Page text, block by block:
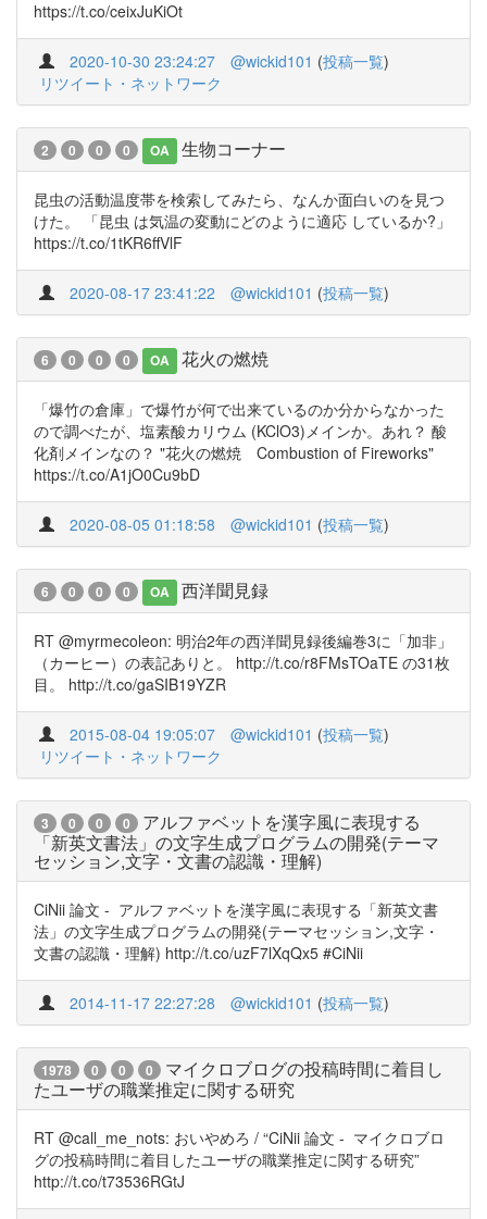
https://t.co/ceixJuKiOt
2020-10-30 23:24:27 @wickid101 (投稿一覧)
リツイート・ネットワーク
2 0 0 0 OA 生物コーナー
昆虫の活動温度帯を検索してみたら、なんか面白いのを見つ
けた。 「昆虫 は気温の変動にどのように適応 しているか?」
https://t.co/1tKR6ffVlF
2020-08-17 23:41:22 @wickid101 (投稿一覧)
6 0 0 0 OA 花火の燃焼
「爆竹の倉庫」で爆竹が何で出来ているのか分からなかった
ので調べたが、塩素酸カリウム (KClO3)メインか。あれ？ 酸
化剤メインなの？ "花火の燃焼 Combustion of Fireworks"
https://t.co/A1jO0Cu9bD
2020-08-05 01:18:58 @wickid101 (投稿一覧)
6 0 0 0 OA 西洋聞見録
RT @myrmecoleon: 明治2年の西洋聞見録後編巻3に「加非」
（カーヒー）の表記ありと。 http://t.co/r8FMsTOaTE の31枚
目。 http://t.co/gaSIB19YZR
2015-08-04 19:05:07 @wickid101 (投稿一覧)
リツイート・ネットワーク
3 0 0 0
アルファベットを漢字風に表現する
「新英文書法」の文字生成プログラムの開発(テーマ
セッション,文字・文書の認識・理解)
CiNii 論文 - アルファベットを漢字風に表現する「新英文書
法」の文字生成プログラムの開発(テーマセッション,文字・
文書の認識・理解) http://t.co/uzF7lXqQx5 #CiNii
2014-11-17 22:27:28 @wickid101 (投稿一覧)
1978 0 0 0
マイクロブログの投稿時間に着目し
たユーザの職業推定に関する研究
RT @call_me_nots: おいやめろ / “CiNii 論文 - マイクロブロ
グの投稿時間に着目したユーザの職業推定に関する研究”
http://t.co/t73536RGtJ